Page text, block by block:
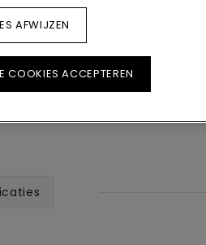
AFWIJZEN
COOKIES ACCEPTEREN